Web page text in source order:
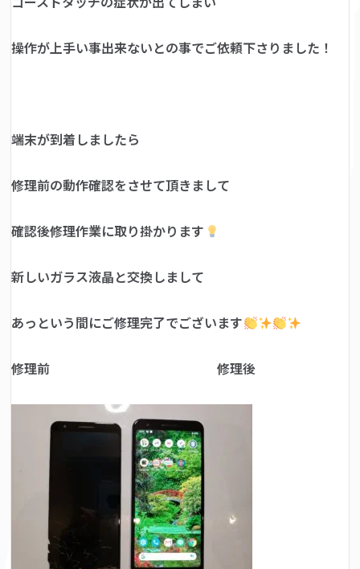
操作が上手い事出来ないとの事でご依頼下さりました！
端末が到着しましたら
修理前の動作確認をさせて頂きまして
確認後修理作業に取り掛かります
新しいガラス液晶と交換しまして
あっという間にご修理完了でございます
修理前 修理後